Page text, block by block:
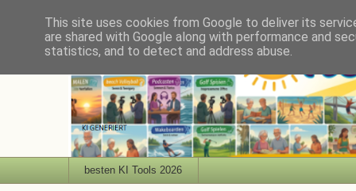
besten KI Tools 2026
This site uses cookies from Google to deliver its
are shared with Google along with performance and
statistics, and to detect and address abuse.